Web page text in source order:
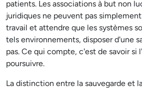
patients. Les associations à but non
juridiques ne peuvent pas
travail et attendre que les systèmes
tels environnements, disposer d'une
pas. Ce qui compte, c'est de savoir si
poursuivre.
La distinction entre la sauvegarde et